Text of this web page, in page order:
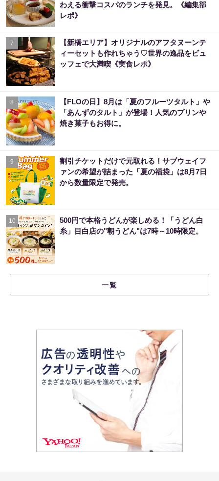
わえる衝撃コスパのランチを発見。《編集部
レポ》
7
【新橋エリア】オリジナルのアフタヌーンテ
ィーセットも作れちゃう♡世界の逸品をビュ
ッフェで大満喫《実食レポ》
8
【FLOの日】8月は「夏のフルーツタルト」や
「あんずのタルト」が登場！人気のプリンや
焼き菓子もお得に。
9
割引チケットだけで元取れる！サブウェイフ
ァンの希望が詰まった「夏の福袋」は8月7日
から数量限定で発売。
10
500円で本格うどんが楽しめる！「うどん白
糸」目白店の"朝うどん"は7時～10時限定。
一覧